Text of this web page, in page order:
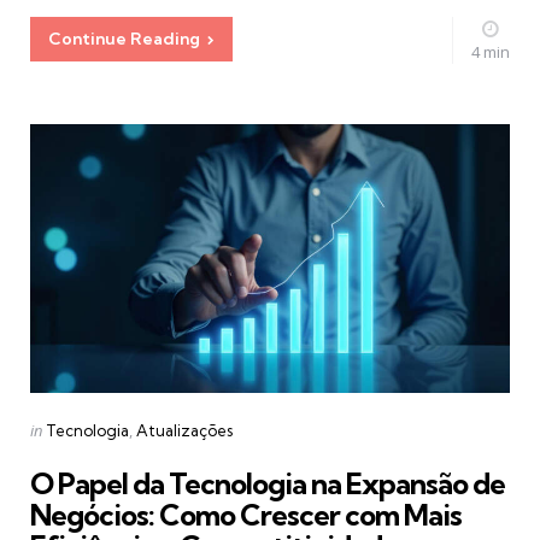
Continue Reading
4 min
Categories
Posted
in Tecnologia Atualizações
O Papel da Tecnologia na Expansão de
Negócios: Como Crescer com Mais